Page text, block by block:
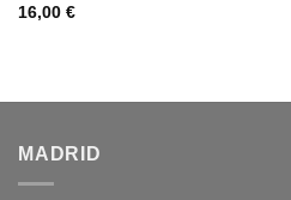
16,00 €
MADRID